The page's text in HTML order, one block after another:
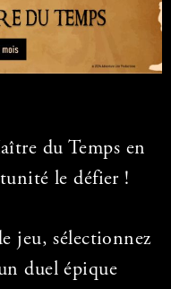
du Temps en
le défier !
jeu, sélectionnez
duel épique